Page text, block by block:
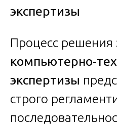
экспертизы
Процесс решения
компьютерно-
экспертизы
строго